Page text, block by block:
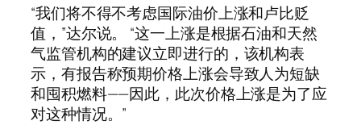
“我们将不得不考虑国际油价上涨和卢比贬
值，”达尔说。 “这一上涨是根据石油和天然
气监管机构的建议立即进行的，该机构表
示，有报告称预期价格上涨会导致人为短缺
和囤积燃料——因此，此次价格上涨是为了应
对这种情况。”